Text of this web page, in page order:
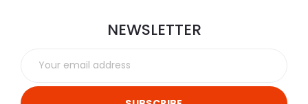
NEWSLETTER